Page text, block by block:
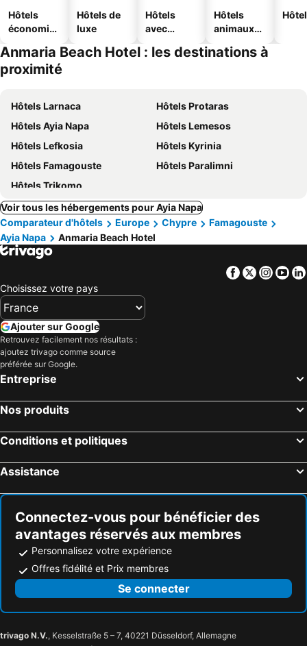
Hôtels
économiq
Hôtels de
luxe
Hôtels
avec
Hôtels
animaux
Anmaria Beach Hotel : les destinations à
proximité
Hôtels Larnaca
Hôtels Protaras
Hôtels Ayia Napa
Hôtels Lemesos
Hôtels Lefkosia
Hôtels Kyrinia
Hôtels Famagouste
Hôtels Paralimni
Hôtels Trikomo
Voir tous les hébergements pour Ayia Napa
Comparateur d'hôtels
Europe Chypre
Famagouste
Ayia Napa
Anmaria Beach Hotel
Facebook
Twitter
Choisissez votre pays
Ajouter sur Google
Retrouvez facilement nos résultats :
ajoutez trivago comme source
préférée sur Google.
Entreprise
Nos produits
Conditions et politiques
Assistance
Connectez-vous pour bénéficier des
avantages réservés aux membres
Personnalisez votre expérience
Offres fidélité et Prix membres
Se connecter
trivago N.V., Kesselstraße 5 – 7, 40221 Düsseldorf, Allemagne